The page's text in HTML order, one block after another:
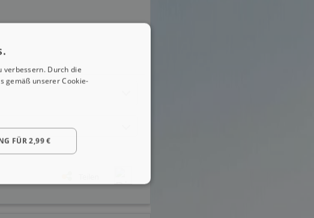
verbessern. Durch die
gemäß unserer Cookie-
FÜR 2,99 €